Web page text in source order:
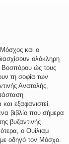
και ο
ολόκληρη
Βοσπόρου ώς τους
τη σοφία των
Ανατολής,
εξαφανιστεί.
βιβλίο που σήμερα
βυζαντινής
ο Oυίλιαμ
με οδηγό τον Μόσχο.